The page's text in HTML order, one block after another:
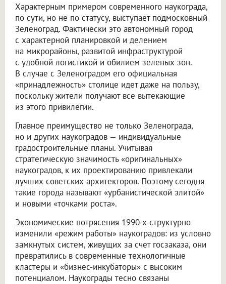
Характерным примером современного наукограда,
по сути, но не по статусу, выступает подмосковный
Зеленоград. Фактически это автономный город
с характерной планировкой и делением
на микрорайоны, развитой инфраструктурой
с удобной логистикой и обилием зеленых зон.
В случае с Зеленоградом его официальная
«принадлежность» столице идет даже на пользу,
поскольку жители получают все вытекающие
из этого привилегии.
Главное преимущество не только Зеленограда,
но и других наукоградов — индивидуальные
градостроительные планы. Учитывая
стратегическую значимость «оригинальных»
наукоградов, к их проектированию привлекали
лучших советских архитекторов. Поэтому сегодня
такие города называют «урбанистической элитой»
и новыми «точками роста».
Экономические потрясения 1990-х структурно
изменили «режим работы» наукоградов: из условно
замкнутых систем, живущих за счет госзаказа, они
превратились в современные технологичные
кластеры и «бизнес-инкубаторы» с высоким
потенциалом. Наукограды тесно связаны